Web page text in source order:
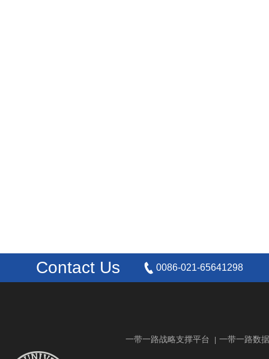
Contact Us 0086-021-65641298
一带一路战略支撑平台 一带一路数